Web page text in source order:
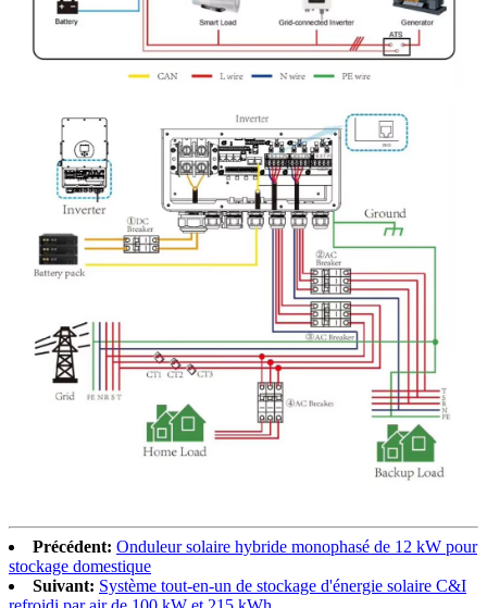
Précédent: Onduleur solaire hybride monophasé de 12 kW pour
stockage domestique
Suivant: Système tout-en-un de stockage d'énergie solaire C&I